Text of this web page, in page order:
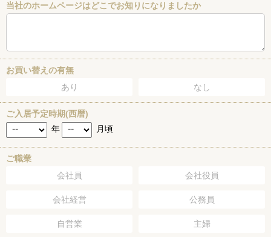
当社のホームページはどこでお知りになりましたか
お買い替えの有無
あり
なし
ご入居予定時期(西暦)
年
月頃
ご職業
会社員
会社役員
会社経営 公務員
自営業 主婦